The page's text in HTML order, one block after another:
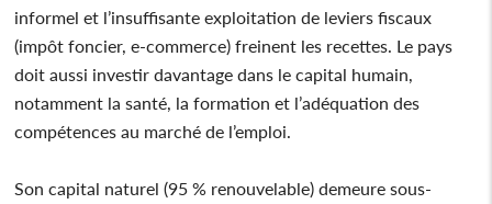
informel et l’insuffisante exploitation de leviers fiscaux
(impôt foncier, e-commerce) freinent les recettes. Le pays
doit aussi investir davantage dans le capital humain,
notamment la santé, la formation et l’adéquation des
compétences au marché de l’emploi.
Son capital naturel (95 % renouvelable) demeure sous-